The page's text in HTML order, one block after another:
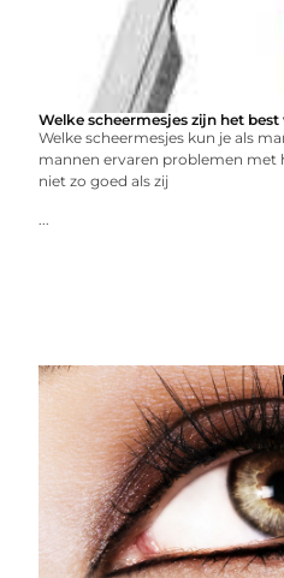
Welke scheermesjes zijn het
Welke scheermesjes kun je als
mannen ervaren problemen met
niet zo goed als zij
...